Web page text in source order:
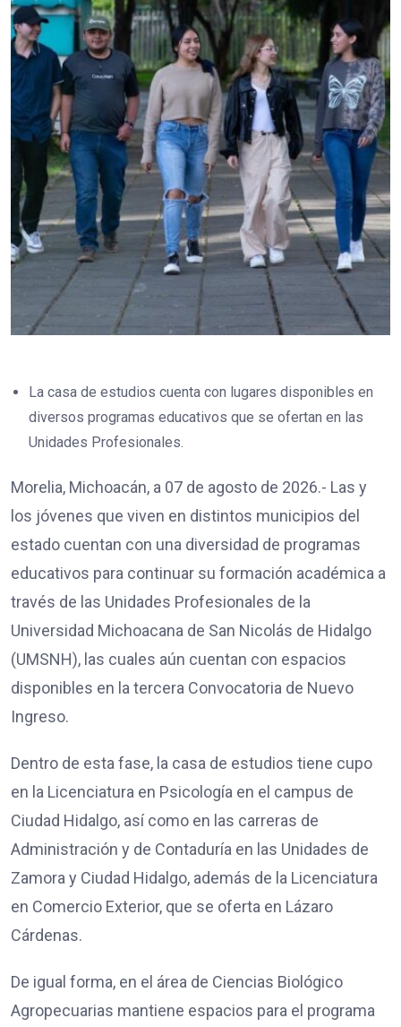
La casa de estudios cuenta con lugares disponibles en
diversos programas educativos que se ofertan en las
Unidades Profesionales.
Morelia, Michoacán, a 07 de agosto de 2026.- Las y
los jóvenes que viven en distintos municipios del
estado cuentan con una diversidad de programas
educativos para continuar su formación académica a
través de las Unidades Profesionales de la
Universidad Michoacana de San Nicolás de Hidalgo
(UMSNH), las cuales aún cuentan con espacios
disponibles en la tercera Convocatoria de Nuevo
Ingreso.
Dentro de esta fase, la casa de estudios tiene cupo
en la Licenciatura en Psicología en el campus de
Ciudad Hidalgo, así como en las carreras de
Administración y de Contaduría en las Unidades de
Zamora y Ciudad Hidalgo, además de la Licenciatura
en Comercio Exterior, que se oferta en Lázaro
Cárdenas.
De igual forma, en el área de Ciencias Biológico
Agropecuarias mantiene espacios para el programa